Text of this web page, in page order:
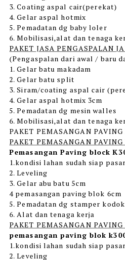
3. Coating aspal cair(perekat)
4. Gelar aspal hotmix
5. Pemadatan dg baby loler
6. Mobilisasi,alat dan tenaga
PAKET JASA PENGASPALAN
(Pengaspalan dari awal / baru
1. Gelar batu makadam
2. Gelar batu split
3. Siram/coating aspal cair
4. Gelar aspal hotmix 3cm
5. Pemadatan dg mesin walles
6. Mobilisasi,alat dan tenaga
PAKET PEMASANGAN PAVING
PAKET PEMASANGAN PAVING
Pemasangan Paving block
1.kondisi lahan sudah siap
2. Leveling
3. Gelar abu batu 5cm
4 pemasangan paving blok 6cm
5. Pemadatan dg stamper kodok
6. Alat dan tenaga kerja
PAKET PEMASANGAN PAVING
pemasangan paving blok
1.kondisi lahan sudah siap
2. Leveling